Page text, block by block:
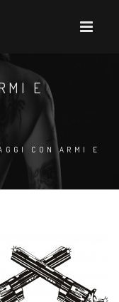
E
CON ARMI E